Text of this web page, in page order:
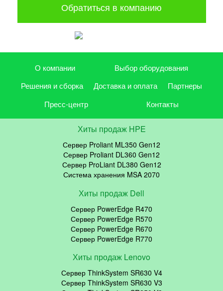
Обратиться в компанию
О компании
Выбор оборудования
Решения и сборка
Доставка и оплата
Партнеры
Пресс-центр
Контакты
Хиты продаж HPE
Сервер Proliant ML350 Gen12
Сервер Proliant DL360 Gen12
Сервер ProLiant DL380 Gen12
Система хранения MSA 2070
Хиты продаж Dell
Сервер PowerEdge R470
Сервер PowerEdge R570
Сервер PowerEdge R670
Сервер PowerEdge R770
Хиты продаж Lenovo
Сервер ThinkSystem SR630 V4
Сервер ThinkSystem SR630 V3